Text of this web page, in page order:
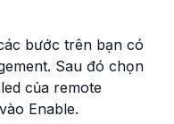
bước trên bạn có
Sau đó chọn
của remote
Enable.